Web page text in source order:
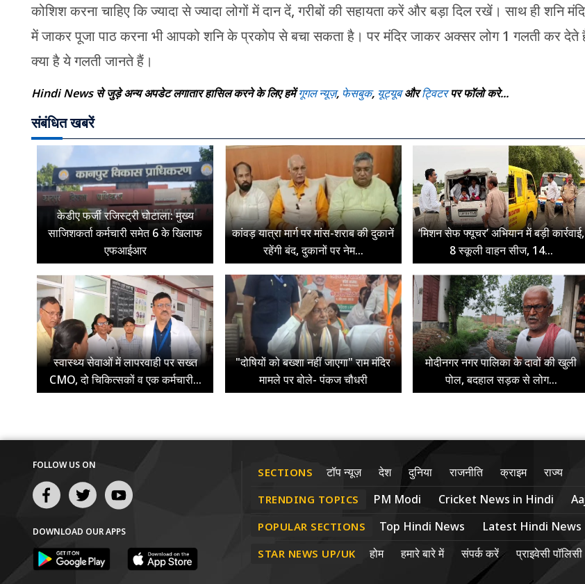
कोशिश करना चाहिए कि ज्यादा से ज्यादा लोगों में दान दें, गरीबों की सहायता करें और बड़ा दिल रखें। साथ ही शनि
में जाकर पूजा पाठ करना भी आपको शनि के प्रकोप से बचा सकता है। पर मंदिर जाकर अक्सर लोग 1 गलती कर देते
क्या है ये गलती जानते हैं।
Hindi News से जुड़े अन्य अपडेट लगातार हासिल करने के लिए हमेंगूगल न्यूज़, फेसबुक, यूट्यूबऔरट्विटरपर फॉलो करे...
संबंधित खबरें
केडीए फर्जी रजिस्ट्री घोटाला: मुख्य
साजिशकर्ता कर्मचारी समेत 6 के खिलाफ
एफआईआर
कांवड़ यात्रा मार्ग पर मांस-शराब की दुकानें
रहेंगी बंद, दुकानों पर नेम...
‘मिशन सेफ फ्यूचर’ अभियान में बड़ी कार्रवाई,
8 स्कूली वाहन सीज, 14...
स्वास्थ्य सेवाओं में लापरवाही पर सख्त
CMO, दो चिकित्सकों व एक कर्मचारी...
"दोषियों को बख्शा नहीं जाएगा" राम मंदिर
मामले पर बोले- पंकज चौधरी
मोदीनगर नगर पालिका के दावों की खुली
पोल, बदहाल सड़क से लोग...
FOLLOW US ON
DOWNLOAD OUR APPS
SECTIONS टॉप न्यूज़ देश दुनिया राजनीति क्राइम राज्य
TRENDING TOPICS PM Modi Cricket News in Hindi
POPULAR SECTIONS Top Hindi News Latest Hindi News
STAR NEWS UP/UK होम हमारे बारे में संपर्क करें प्राइवेसी पॉलिसी